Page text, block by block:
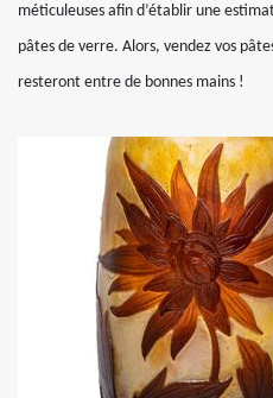
méticuleuses afin d’établir une
pâtes de verre. Alors, vendez vos
resteront entre de bonnes mains !